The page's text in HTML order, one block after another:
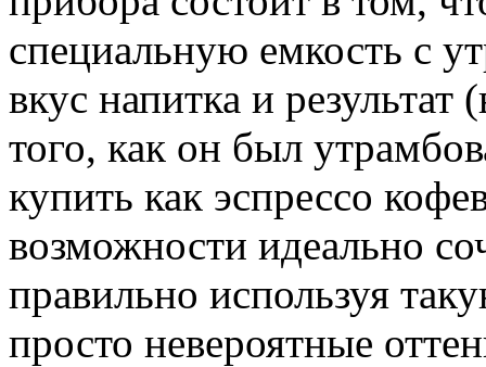
специальную емкость с
вкус напитка и результат
того, как он был
купить как эспрессо
возможности идеально
правильно используя
просто невероятные